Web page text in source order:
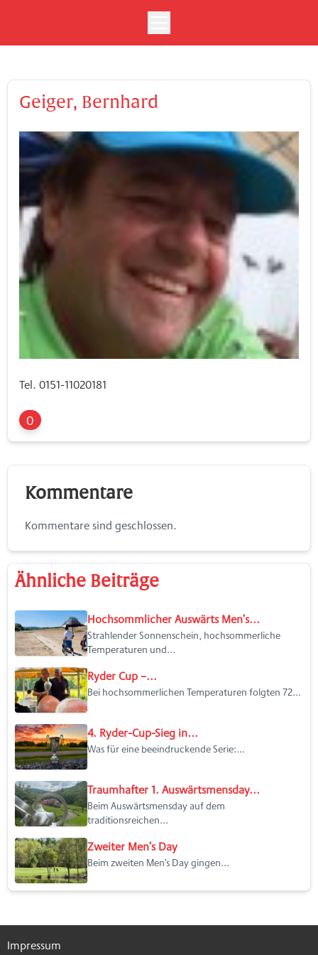
Geiger, Bernhard
Tel. 0151-11020181
0
Kommentare
Kommentare sind geschlossen.
Ähnliche Beiträge
Hochsommlicher Auswärts Men’s...
Strahlender Sonnenschein, hochsommerliche
Temperaturen und...
Ryder Cup –...
Bei hochsommerlichen Temperaturen folgten 72...
4. Ryder-Cup-Sieg in...
Was für eine beeindruckende Serie:...
Traumhafter 1. Auswärtsmensday...
Beim Auswärtsmensday auf dem
traditionsreichen...
Zweiter Men’s Day
Beim zweiten Men’s Day gingen...
Impressum